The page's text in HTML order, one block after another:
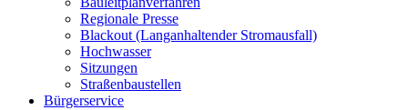
Regionale Presse
Blackout (Langanhaltender Stromausfall)
Hochwasser
Sitzungen
Straßenbaustellen
Bürgerservice